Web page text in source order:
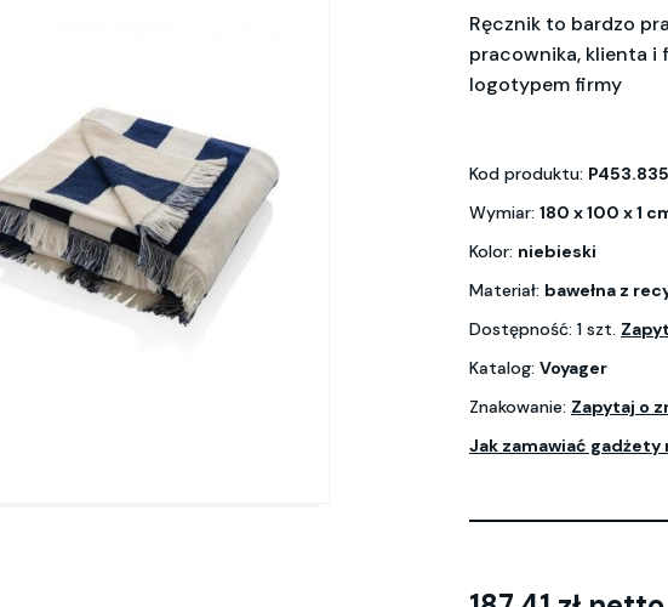
Ręcznik to bardzo
pracownika, klienta i
logotypem firmy
Kod produktu: P453.835
Wymiar: 180 x 100 x 1
Kolor: niebieski
Materiał: bawełna z
Dostępność: 1 szt.
Katalog: Voyager
Znakowanie: Zapytaj o
Jak zamawiać gadżety